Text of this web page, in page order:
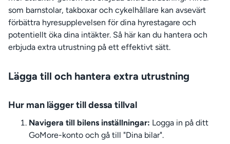
som barnstolar, takboxar och cykelhållare kan avsevärt
förbättra hyresupplevelsen för dina hyrestagare och
potentiellt öka dina intäkter. Så här kan du hantera och
erbjuda extra utrustning på ett effektivt sätt.
Lägga till och hantera extra utrustning
Hur man lägger till dessa tillval
Navigera till bilens inställningar: Logga in på ditt
GoMore-konto och gå till "Dina bilar".